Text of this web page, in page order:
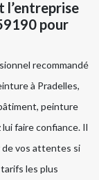
l’entreprise
pour
recommandé
à Pradelles,
peinture
faire confiance. Il
de vos attentes si
les plus